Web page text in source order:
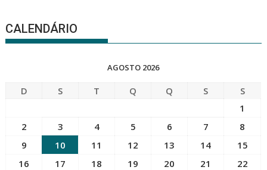
CALENDÁRIO
AGOSTO 2026
D S T Q Q S
S
1
2
3 4 5 6 7
8
9
10 11 12 13 14
15
16
17 18 19 20 21
22